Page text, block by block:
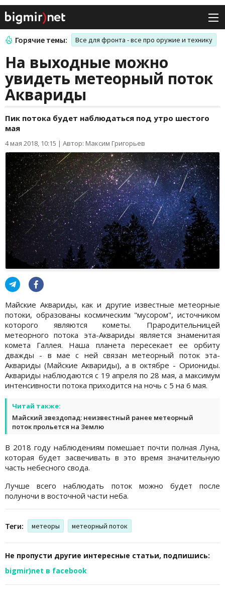
Горячие темы: Все для фронта - все про оружие и технику
На выходные можно
увидеть метеорный поток
Аквариды
Пик потока будет наблюдаться под утро шестого
мая
4 мая 2018, 10:15 | Автор: Максим Григорьев
Майские Аквариды, как и другие известные метеорные
потоки, образованы космическим "мусором", источником
которого являются кометы. Прародительницей
метеорного потока эта-Аквариды является знаменитая
комета Галлея. Наша планета пересекает ее орбиту
дважды - в мае с ней связан метеорный поток эта-
Аквариды (Майские Аквариды), а в октябре - Ориониды.
Аквариды наблюдаются с 19 апреля по 28 мая, а максимум
интенсивности потока приходится на ночь с 5 на 6 мая.
Читай также:
Майский звездопад: неизвестный ранее метеорный
поток прольется на Землю
В 2018 году наблюдениям помешает почти полная Луна,
которая будет засвечивать в это время значительную
часть небесного свода.
Лучше всего наблюдать поток можно будет после
полуночи в восточной части неба.
Теги: метеоры метеорный поток
Не пропусти другие интересные статьи, подпишись:
bigmir)net в facebook